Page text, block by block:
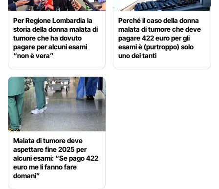
Per Regione Lombardia la
storia della donna malata di
tumore che ha dovuto
pagare per alcuni esami
“non è vera”
Perché il caso della donna
malata di tumore che deve
pagare 422 euro per gli
esami è (purtroppo) solo
uno dei tanti
Malata di tumore deve
aspettare fine 2025 per
alcuni esami: “Se pago 422
euro me li fanno fare
domani”